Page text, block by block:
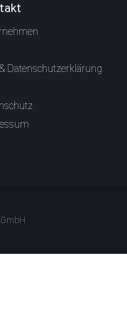
Datenschutzerklärung